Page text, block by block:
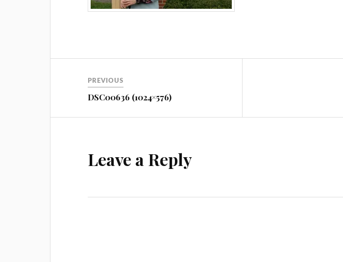
PREVIOUS
DSC00636 (1024×576)
Leave a Reply